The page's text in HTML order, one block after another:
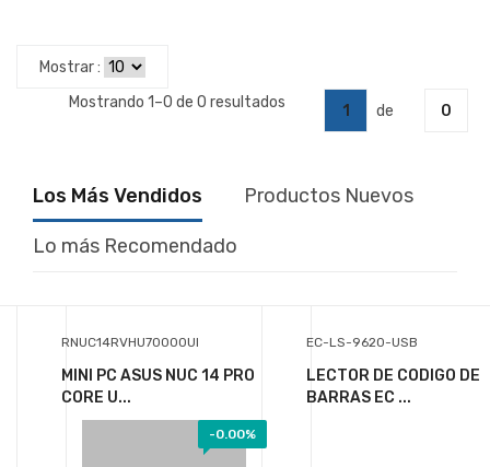
Mostrar :
Mostrando 1–0 de 0 resultados
1 de 0
Los Más Vendidos Productos Nuevos
Lo más Recomendado
RNUC14RVHU70000UI
MINI PC ASUS NUC 14 PRO
CORE U...
-0.00%
EC-LS-9620-USB
LECTOR DE CODIGO DE
BARRAS EC ...